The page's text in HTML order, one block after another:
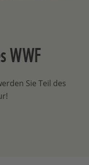
WWF
Sie Teil des